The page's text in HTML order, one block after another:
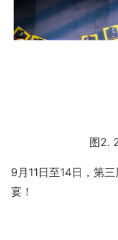
图2.
9月11日至14日，第
宴！